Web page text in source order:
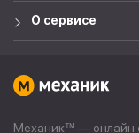
О сервисе
Механик™ — онлайн